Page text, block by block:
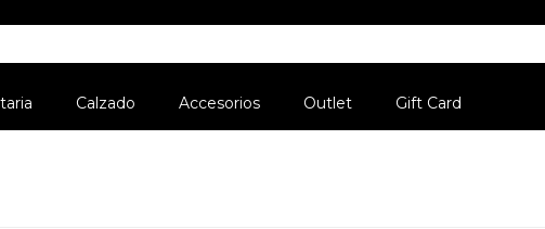
Calzado Accesorios Outlet Gift Card